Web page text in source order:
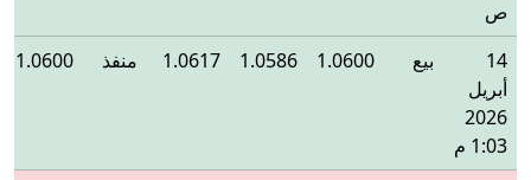
ص
14
أبريل
2026
1:03 م
بيع 1.0600
1.0586
1.0617 منفذ 1.0600